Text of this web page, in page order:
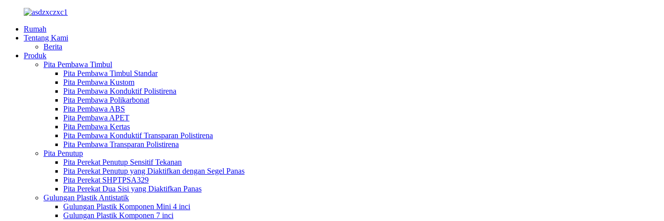
Rumah
Tentang Kami
Berita
Produk
Pita Pembawa Timbul
Pita Pembawa Timbul Standar
Pita Pembawa Kustom
Pita Pembawa Konduktif Polistirena
Pita Pembawa Polikarbonat
Pita Pembawa ABS
Pita Pembawa APET
Pita Pembawa Kertas
Pita Pembawa Konduktif Transparan Polistirena
Pita Pembawa Transparan Polistirena
Pita Penutup
Pita Perekat Penutup Sensitif Tekanan
Pita Perekat Penutup yang Diaktifkan dengan Segel Panas
Pita Perekat SHPTPSA329
Pita Perekat Dua Sisi yang Diaktifkan Panas
Gulungan Plastik Antistatik
Gulungan Plastik Komponen Mini 4 inci
Gulungan Plastik Komponen 7 inci